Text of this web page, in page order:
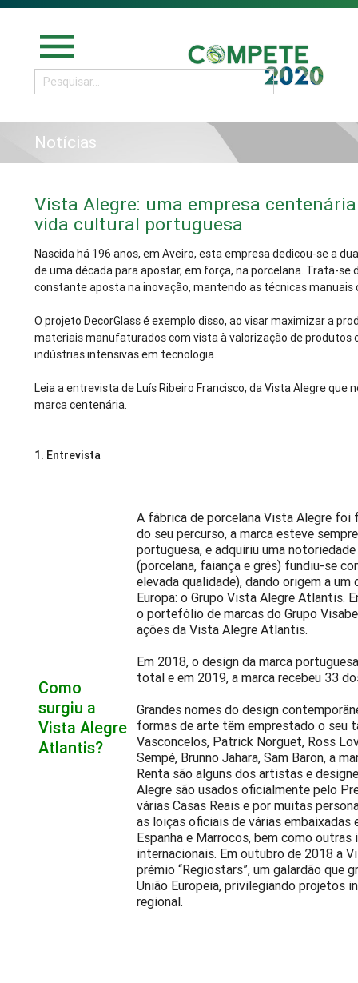
menu
Notícias
Vista Alegre: uma empresa
vida cultural portuguesa
Nascida há 196 anos, em Aveiro, esta empresa dedicou-se a
de uma década para apostar, em força, na porcelana. Trata-
constante aposta na inovação, mantendo as técnicas manuais
O projeto DecorGlass é exemplo disso, ao visar maximizar a
materiais manufaturados com vista à valorização de
indústrias intensivas em tecnologia.
Leia a entrevista de Luís Ribeiro Francisco, da Vista Alegre
marca centenária.
1. Entrevista
Como
surgiu a
Vista Alegre
Atlantis?
A fábrica de porcelana Vista Alegre foi
do seu percurso, a marca esteve
portuguesa, e adquiriu uma
(porcelana, faiança e grés) fundiu-se
elevada qualidade), dando origem a
Europa: o Grupo Vista Alegre Atlantis.
o portefólio de marcas do Grupo
ações da Vista Alegre Atlantis.
Em 2018, o design da marca
total e em 2019, a marca recebeu 33
Grandes nomes do design
formas de arte têm emprestado o seu
Vasconcelos, Patrick Norguet, Ross
Sempé, Brunno Jahara, Sam Baron, a
Renta são alguns dos artistas e
Alegre são usados oficialmente pelo
várias Casas Reais e por muitas
as loiças oficiais de várias embaixadas
Espanha e Marrocos, bem como
internacionais. Em outubro de 2018 a
prémio “Regiostars”, um galardão
União Europeia, privilegiando projetos
regional.